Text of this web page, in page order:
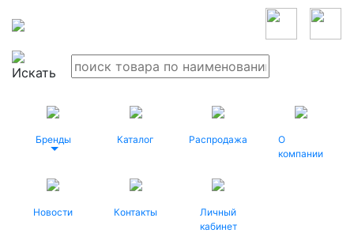
Бренды Каталог Распродажа
О
компании
Новости Контакты
Личный
кабинет